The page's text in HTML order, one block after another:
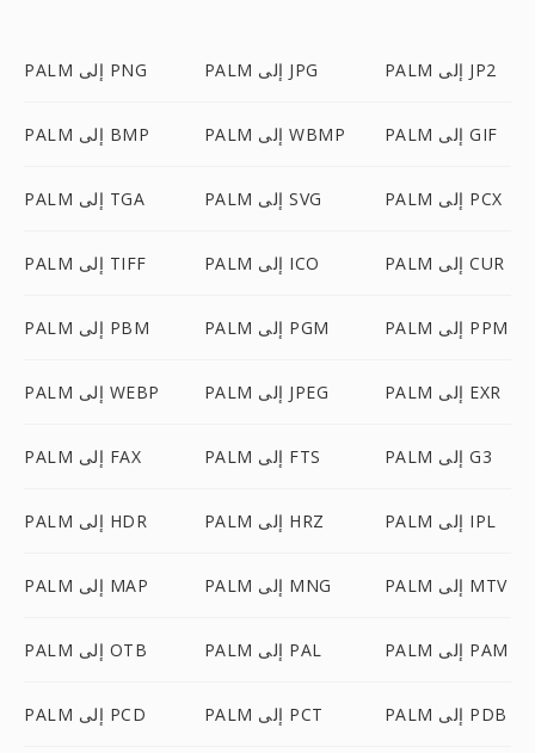
PALM إلى PNG PALM إلى JPG PALM إلى JP2
PALM إلى BMP PALM إلى WBMP PALM إلى GIF
PALM إلى TGA PALM إلى SVG PALM إلى PCX
PALM إلى TIFF PALM إلى ICO PALM إلى CUR
PALM إلى PBM PALM إلى PGM PALM إلى PPM
PALM إلى WEBP PALM إلى JPEG PALM إلى EXR
PALM إلى FAX PALM إلى FTS PALM إلى G3
PALM إلى HDR PALM إلى HRZ PALM إلى IPL
PALM إلى MAP PALM إلى MNG PALM إلى MTV
PALM إلى OTB PALM إلى PAL PALM إلى PAM
PALM إلى PCD PALM إلى PCT PALM إلى PDB